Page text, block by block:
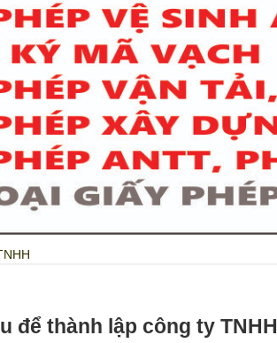
để thành lập công ty TNHH